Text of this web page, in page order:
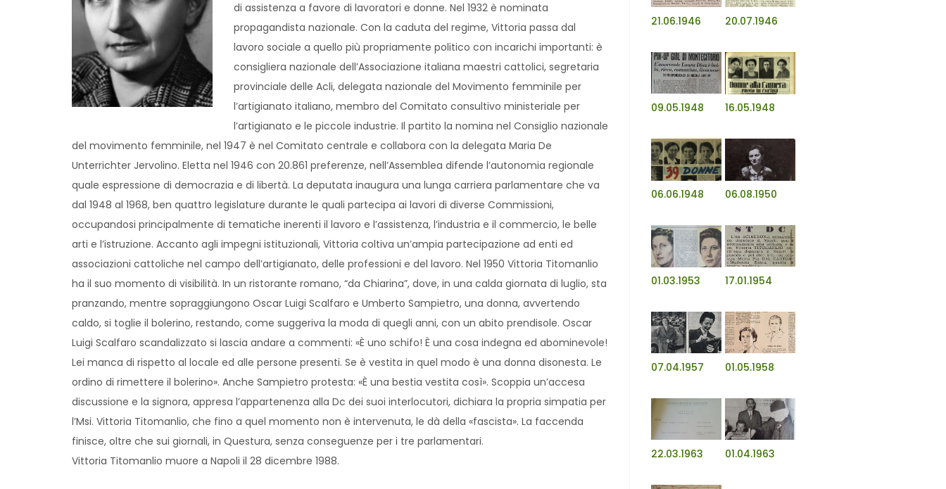
di assistenza a favore di lavoratori e donne. Nel 1932 è nominata
propagandista nazionale. Con la caduta del regime, Vittoria passa dal
lavoro sociale a quello più propriamente politico con incarichi importanti: è
consigliera nazionale dell’Associazione italiana maestri cattolici, segretaria
provinciale delle Acli, delegata nazionale del Movimento femminile per
l’artigianato italiano, membro del Comitato consultivo ministeriale per
l’artigianato e le piccole industrie. Il partito la nomina nel Consiglio nazionale
del movimento femminile, nel 1947 è nel Comitato centrale e collabora con la delegata Maria De
Unterrichter Jervolino. Eletta nel 1946 con 20.861 preferenze, nell’Assemblea difende l’autonomia regionale
quale espressione di democrazia e di libertà. La deputata inaugura una lunga carriera parlamentare che va
dal 1948 al 1968, ben quattro legislature durante le quali partecipa ai lavori di diverse Commissioni,
occupandosi principalmente di tematiche inerenti il lavoro e l’assistenza, l’industria e il commercio, le belle
arti e l’istruzione. Accanto agli impegni istituzionali, Vittoria coltiva un’ampia partecipazione ad enti ed
associazioni cattoliche nel campo dell’artigianato, delle professioni e del lavoro. Nel 1950 Vittoria Titomanlio
ha il suo momento di visibilità. In un ristorante romano, “da Chiarina”, dove, in una calda giornata di luglio, sta
pranzando, mentre sopraggiungono Oscar Luigi Scalfaro e Umberto Sampietro, una donna, avvertendo
caldo, si toglie il bolerino, restando, come suggeriva la moda di quegli anni, con un abito prendisole. Oscar
Luigi Scalfaro scandalizzato si lascia andare a commenti: «È uno schifo! È una cosa indegna ed abominevole!
Lei manca di rispetto al locale ed alle persone presenti. Se è vestita in quel modo è una donna disonesta. Le
ordino di rimettere il bolerino». Anche Sampietro protesta: «È una bestia vestita così». Scoppia un’accesa
discussione e la signora, appresa l’appartenenza alla Dc dei suoi interlocutori, dichiara la propria simpatia per
l’Msi. Vittoria Titomanlio, che fino a quel momento non è intervenuta, le dà della «fascista». La faccenda
finisce, oltre che sui giornali, in Questura, senza conseguenze per i tre parlamentari.
Vittoria Titomanlio muore a Napoli il 28 dicembre 1988.
21.06.1946 20.07.1946
09.05.1948 16.05.1948
06.06.1948 06.08.1950
01.03.1953 17.01.1954
07.04.1957 01.05.1958
22.03.1963 01.04.1963